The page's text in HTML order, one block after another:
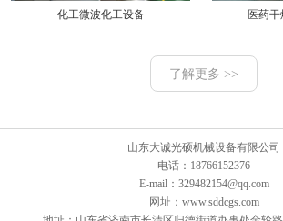
化工微波化工设备 医药干
了解更多 >>
山东大诚光硕机械设备有限公司
电话：18766152376
E-mail：329482154@qq.com
网址：www.sddcgs.com